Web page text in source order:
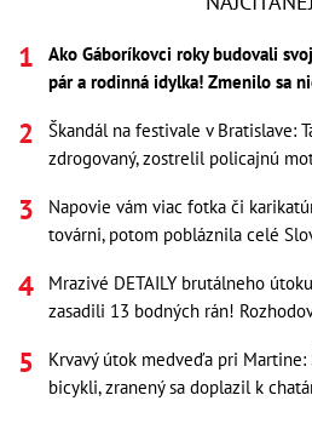
Ako Gáboríkovci roky budovali
pár a rodinná idylka! Zmenilo sa
Škandál na festivale v Bratislave:
zdrogovaný, zostrelil policajnú
Napovie vám viac fotka či
továrni, potom pobláznila celé
Mrazivé DETAILY brutálneho
zasadili 13 bodných rán!
Krvavý útok medveďa pri
bicykli, zranený sa doplazil k